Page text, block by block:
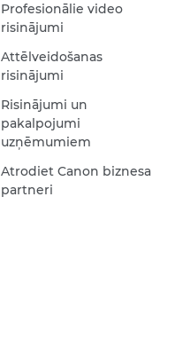
Profesionālie video
risinājumi
Attēlveidošanas
risinājumi
Risinājumi un
pakalpojumi
uzņēmumiem
Atrodiet Canon biznesa
partneri